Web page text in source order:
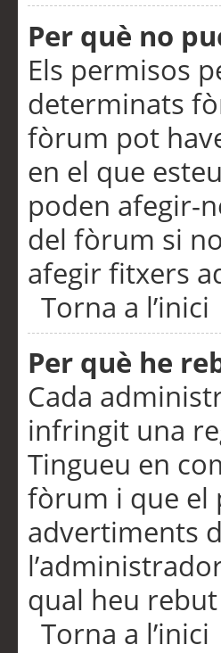
Per què no
Els permisos
determinats
fòrum pot
en el que
poden afegir-
del fòrum si
afegir fitxers
Torna a l’inici
Per què he
Cada
infringit una
Tingueu en
fòrum i que el
advertiments
qual heu
Torna a l’inici